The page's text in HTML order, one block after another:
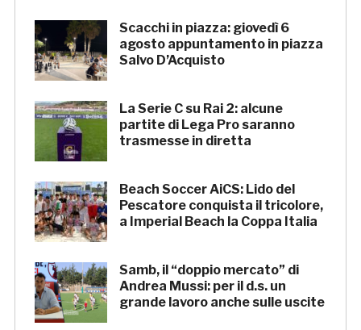
Scacchi in piazza: giovedì 6
agosto appuntamento in piazza
Salvo D’Acquisto
La Serie C su Rai 2: alcune
partite di Lega Pro saranno
trasmesse in diretta
Beach Soccer AiCS: Lido del
Pescatore conquista il tricolore,
a Imperial Beach la Coppa Italia
Samb, il “doppio mercato” di
Andrea Mussi: per il d.s. un
grande lavoro anche sulle uscite